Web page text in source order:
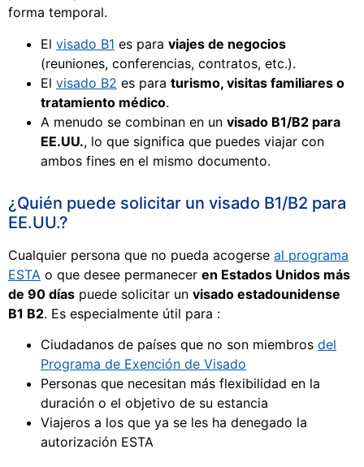
forma temporal.
El visado B1 es para viajes de negocios
(reuniones, conferencias, contratos, etc.).
El visado B2 es para turismo, visitas familiares o
tratamiento médico.
A menudo se combinan en un visado B1/B2 para
EE.UU., lo que significa que puedes viajar con
ambos fines en el mismo documento.
¿Quién puede solicitar un visado B1/B2 para
EE.UU.?
Cualquier persona que no pueda acogerse al programa
ESTA o que desee permanecer en Estados Unidos más
de 90 días puede solicitar un visado estadounidense
B1 B2. Es especialmente útil para :
Ciudadanos de países que no son miembros del
Programa de Exención de Visado
Personas que necesitan más flexibilidad en la
duración o el objetivo de su estancia
Viajeros a los que ya se les ha denegado la
autorización ESTA